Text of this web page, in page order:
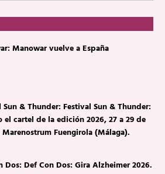
Manowar vuelve a España
Sun & Thunder: Festival Sun & Thunder:
el cartel de la edición 2026, 27 a 29 de
Fuengirola (Málaga).
Dos: Def Con Dos: Gira Alzheimer 2026.